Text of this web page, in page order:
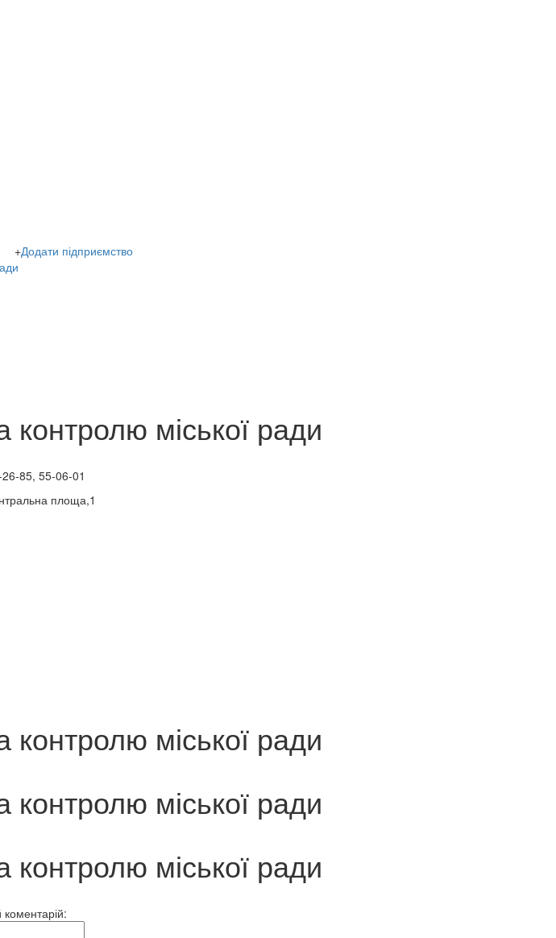
+Додати підприємство
контролю міської ради
85, 55-06-01
площа,1
контролю міської ради
контролю міської ради
контролю міської ради
коментарій: